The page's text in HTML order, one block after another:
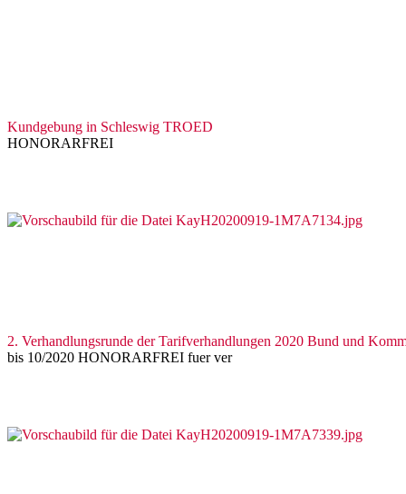
Kundgebung in Schleswig TROED
HONORARFREI
2. Verhandlungsrunde der Tarifverhandlungen 2020 Bund und
bis 10/2020 HONORARFREI fuer ver